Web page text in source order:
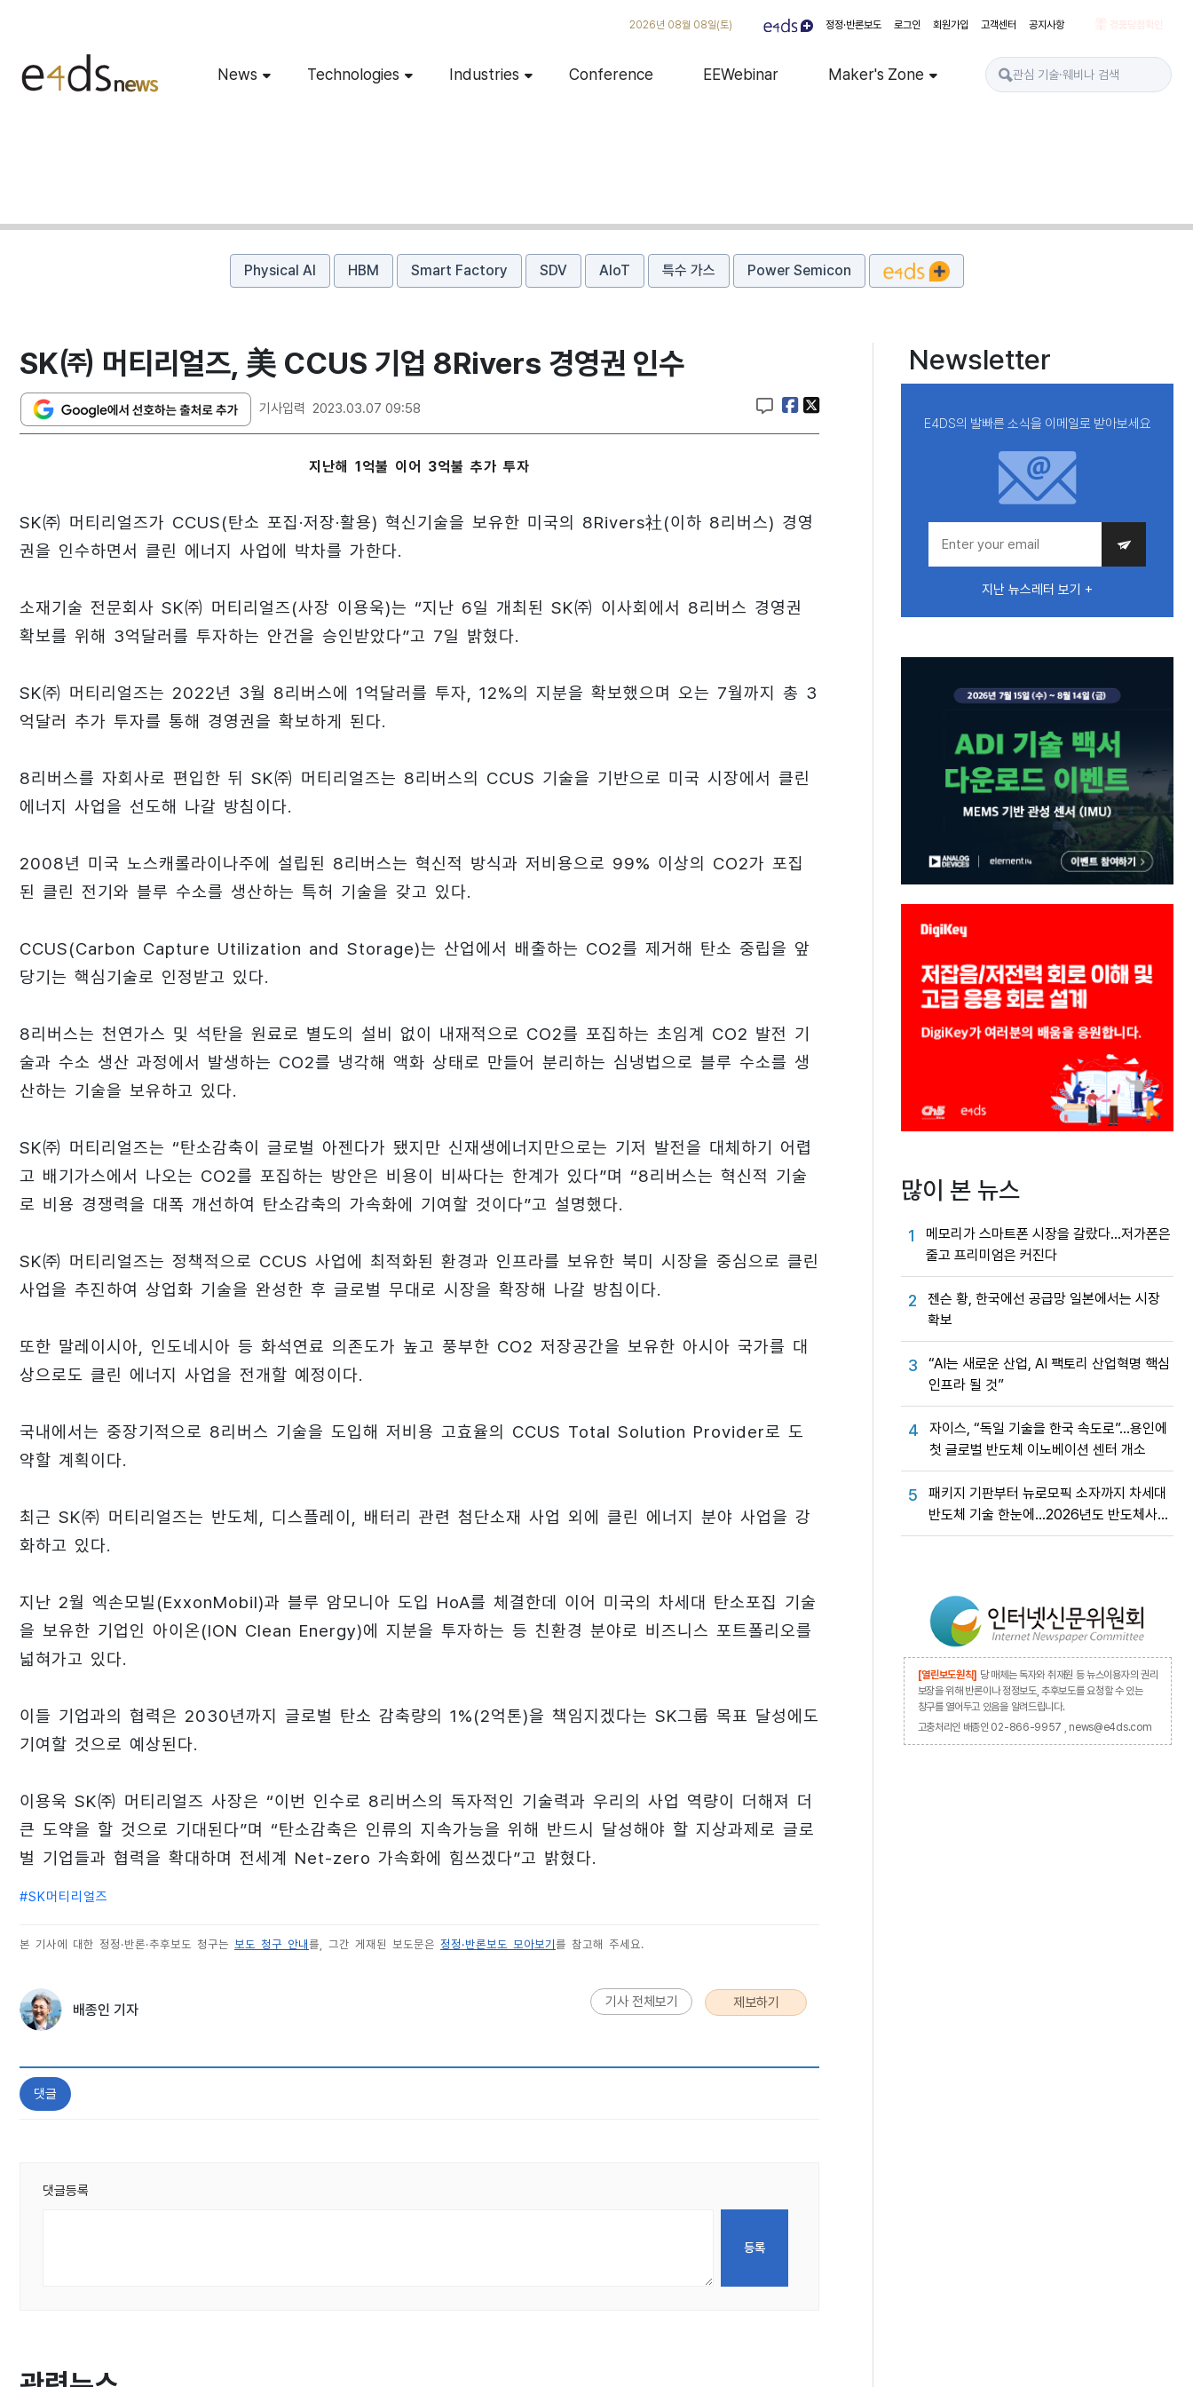
2026년 08월 08일(토) 정정·반론보도 로그인 회원가입 고객센터 공지사항 경품당첨확인
News Technologies Industries Conference EEWebinar Maker's Zone
Physical AI HBM Smart Factory SDV AIoT 특수 가스 Power Semicon
SK㈜ 머티리얼즈, 美 CCUS 기업 8Rivers 경영권 인수
기사입력 2023.03.07 09:58
지난해 1억불 이어 3억불 추가 투자
SK㈜ 머티리얼즈가 CCUS(탄소 포집·저장·활용) 혁신기술을 보유한 미국의 8Rivers社(이하 8리버스) 경영
권을 인수하면서 클린 에너지 사업에 박차를 가한다.
소재기술 전문회사 SK㈜ 머티리얼즈(사장 이용욱)는 “지난 6일 개최된 SK㈜ 이사회에서 8리버스 경영권
확보를 위해 3억달러를 투자하는 안건을 승인받았다”고 7일 밝혔다.
SK㈜ 머티리얼즈는 2022년 3월 8리버스에 1억달러를 투자, 12%의 지분을 확보했으며 오는 7월까지 총 3
억달러 추가 투자를 통해 경영권을 확보하게 된다.
8리버스를 자회사로 편입한 뒤 SK㈜ 머티리얼즈는 8리버스의 CCUS 기술을 기반으로 미국 시장에서 클린
에너지 사업을 선도해 나갈 방침이다.
2008년 미국 노스캐롤라이나주에 설립된 8리버스는 혁신적 방식과 저비용으로 99% 이상의 CO2가 포집
된 클린 전기와 블루 수소를 생산하는 특허 기술을 갖고 있다.
CCUS(Carbon Capture Utilization and Storage)는 산업에서 배출하는 CO2를 제거해 탄소 중립을 앞
당기는 핵심기술로 인정받고 있다.
8리버스는 천연가스 및 석탄을 원료로 별도의 설비 없이 내재적으로 CO2를 포집하는 초임계 CO2 발전 기
술과 수소 생산 과정에서 발생하는 CO2를 냉각해 액화 상태로 만들어 분리하는 심냉법으로 블루 수소를 생
산하는 기술을 보유하고 있다.
SK㈜ 머티리얼즈는 “탄소감축이 글로벌 아젠다가 됐지만 신재생에너지만으로는 기저 발전을 대체하기 어렵
고 배기가스에서 나오는 CO2를 포집하는 방안은 비용이 비싸다는 한계가 있다”며 “8리버스는 혁신적 기술
로 비용 경쟁력을 대폭 개선하여 탄소감축의 가속화에 기여할 것이다”고 설명했다.
SK㈜ 머티리얼즈는 정책적으로 CCUS 사업에 최적화된 환경과 인프라를 보유한 북미 시장을 중심으로 클린
사업을 추진하여 상업화 기술을 완성한 후 글로벌 무대로 시장을 확장해 나갈 방침이다.
또한 말레이시아, 인도네시아 등 화석연료 의존도가 높고 풍부한 CO2 저장공간을 보유한 아시아 국가를 대
상으로도 클린 에너지 사업을 전개할 예정이다.
국내에서는 중장기적으로 8리버스 기술을 도입해 저비용 고효율의 CCUS Total Solution Provider로 도
약할 계획이다.
최근 SK㈜ 머티리얼즈는 반도체, 디스플레이, 배터리 관련 첨단소재 사업 외에 클린 에너지 분야 사업을 강
화하고 있다.
지난 2월 엑손모빌(ExxonMobil)과 블루 암모니아 도입 HoA를 체결한데 이어 미국의 차세대 탄소포집 기술
을 보유한 기업인 아이온(ION Clean Energy)에 지분을 투자하는 등 친환경 분야로 비즈니스 포트폴리오를
넓혀가고 있다.
이들 기업과의 협력은 2030년까지 글로벌 탄소 감축량의 1%(2억톤)을 책임지겠다는 SK그룹 목표 달성에도
기여할 것으로 예상된다.
이용욱 SK㈜ 머티리얼즈 사장은 “이번 인수로 8리버스의 독자적인 기술력과 우리의 사업 역량이 더해져 더
큰 도약을 할 것으로 기대된다”며 “탄소감축은 인류의 지속가능을 위해 반드시 달성해야 할 지상과제로 글로
벌 기업들과 협력을 확대하며 전세계 Net-zero 가속화에 힘쓰겠다”고 밝혔다.
#SK머티리얼즈
본 기사에 대한 정정·반론·추후보도 청구는 보도 청구 안내 를, 그간 게재된 보도문은 정정·반론보도 모아보기 를 참고해 주세요.
배종인 기자 기사 전체보기 제보하기
댓글
댓글등록
Newsletter
E4DS의 발빠른 소식을 이메일로 받아보세요
지난 뉴스레터 보기 +
많이 본 뉴스
1
메모리가 스마트폰 시장을 갈랐다…저가폰은
줄고 프리미엄은 커진다
2
젠슨 황, 한국에선 공급망 일본에서는 시장
확보
3
“AI는 새로운 산업, AI 팩토리 산업혁명 핵심
인프라 될 것”
4
자이스, “독일 기술을 한국 속도로”…용인에
첫 글로벌 반도체 이노베이션 센터 개소
5
패키지 기판부터 뉴로모픽 소자까지 차세대
반도체 기술 한눈에…2026년도 반도체사업
성과교류회
[열린보도원칙] 당 매체는 독자와 취재원 등 뉴스이용자의 권리
보장을 위해 반론이나 정정보도, 추후보도를 요청할 수 있는
창구를 열어두고 있음을 알려드립니다.
고충처리인 배종인 02-866-9957 , news@e4ds.com